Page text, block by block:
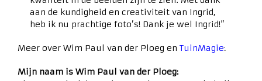
aan de kundigheid en creativiteit van Ingrid,
heb ik nu prachtige foto’s! Dank je wel Ingrid!”
Meer over Wim Paul van der Ploeg en TuinMagie:
Mijn naam is Wim Paul van der Ploeg: